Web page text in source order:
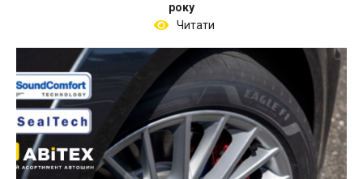
року
Читати